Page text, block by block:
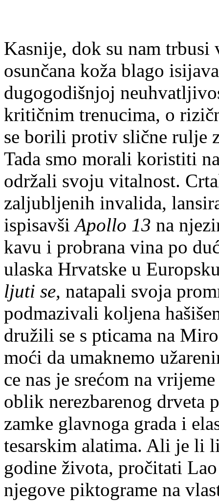
Kasnije, dok su nam
osunčana koža blago
dugogodišnjoj
kritičnim trenucima, o
se borili protiv slične rulje
Tada smo morali koristiti
održali svoju vitalnost.
zaljubljenih invalida,
ispisavšiApollo 13 na
kavu i probrana vina po
ulaska Hrvatske u
ljuti se, natapali svoja
podmazivali koljena
družili se s pticama na
moći da umaknemo
ce nas je srećom na
oblik nerezbarenog drveta
zamke glavnoga grada i
tesarskim alatima. Ali je li
godine života, pročitati
njegove piktograme na